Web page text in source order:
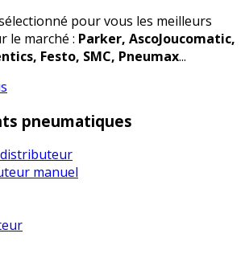
pour vous les meilleurs
le marché : Parker, AscoJoucomatic,
Festo, SMC, Pneumax...
pneumatiques
manuel